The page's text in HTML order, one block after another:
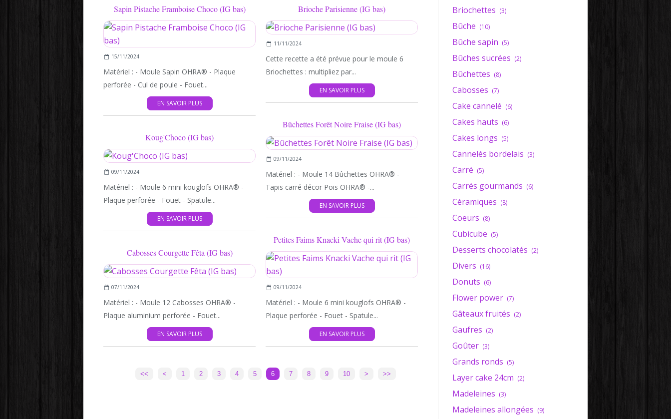
Sapin Pistache Framboise Choco (IG bas)
15/11/2024
Matériel : - Moule Sapin OHRA® - Plaque
perforée - Cul de poule - Fouet...
EN SAVOIR PLUS
Brioche Parisienne (IG bas)
11/11/2024
Cette recette a été prévue pour le moule 6
Briochettes : multipliez par...
EN SAVOIR PLUS
Bûchettes Forêt Noire Fraise (IG bas)
09/11/2024
Matériel : - Moule 14 Bûchettes OHRA® -
Tapis carré décor Pois OHRA® -...
EN SAVOIR PLUS
Koug'Choco (IG bas)
09/11/2024
Matériel : - Moule 6 mini kouglofs OHRA® -
Plaque perforée - Fouet - Spatule...
EN SAVOIR PLUS
Petites Faims Knacki Vache qui rit (IG bas)
09/11/2024
Matériel : - Moule 6 mini kouglofs OHRA® -
Plaque perforée - Fouet - Spatule...
EN SAVOIR PLUS
Cabosses Courgette Fêta (IG bas)
07/11/2024
Matériel : - Moule 12 Cabosses OHRA® -
Plaque aluminium perforée - Fouet...
EN SAVOIR PLUS
<< < 1 2 3 4 5 6 7 8 9 10 20
> >>
Briochettes (3)
Bûche (10)
Bûche sapin (5)
Bûches sucrées (2)
Bûchettes (8)
Cabosses (7)
Cake cannelé (6)
Cakes hauts (6)
Cakes longs (5)
Cannelés bordelais (3)
Carré (5)
Carrés gourmands (6)
Céramiques (8)
Coeurs (8)
Cubicube (5)
Desserts chocolatés (2)
Divers (16)
Donuts (6)
Flower power (7)
Gâteaux fruités (2)
Gaufres (2)
Goûter (3)
Grands ronds (5)
Layer cake 24cm (2)
Madeleines (3)
Madeleines allongées (9)